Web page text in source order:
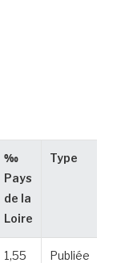
‰
Pays
de la
Loire
Type
1,55
Publiée